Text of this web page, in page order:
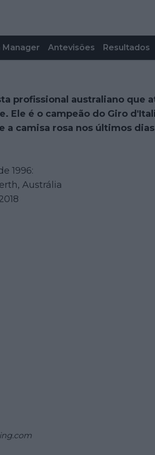
Manager Antevisões Resultados
profissional australiano que
Ele é o campeão do Giro
camisa rosa nos últimos
1996:
Austrália